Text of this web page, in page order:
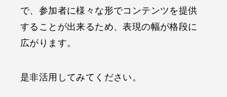
で、参加者に様々な形でコンテンツを提供
することが出来るため、表現の幅が格段に
広がります。
是非活用してみてください。